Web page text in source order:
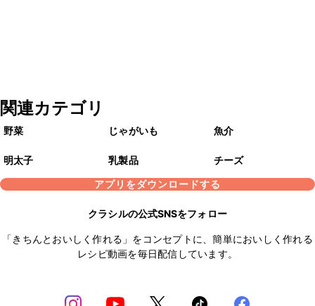
関連カテゴリ
野菜 じゃがいも 魚介
明太子 乳製品
チーズ
アプリをダウンロードする
クラシルの公式SNSをフォロー
「きちんとおいしく作れる」をコンセプトに、簡単においしく作れる
レシピ動画を毎日配信しています。